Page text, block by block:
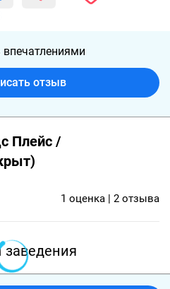
впечатлениями
отзыв
Плейс /
1 оценка | 2 отзыва